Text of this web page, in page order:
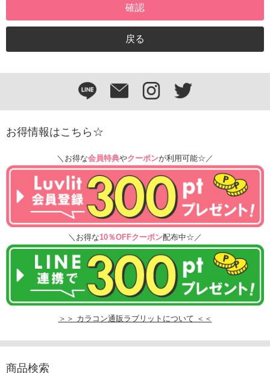
お得情報はこちら☆
＼お得な会員特典やクーポンが利用可能☆／
＼お得な10％OFFクーポン配布中☆／
＞＞ カラコン通販ラブリットについて ＜＜
商品検索